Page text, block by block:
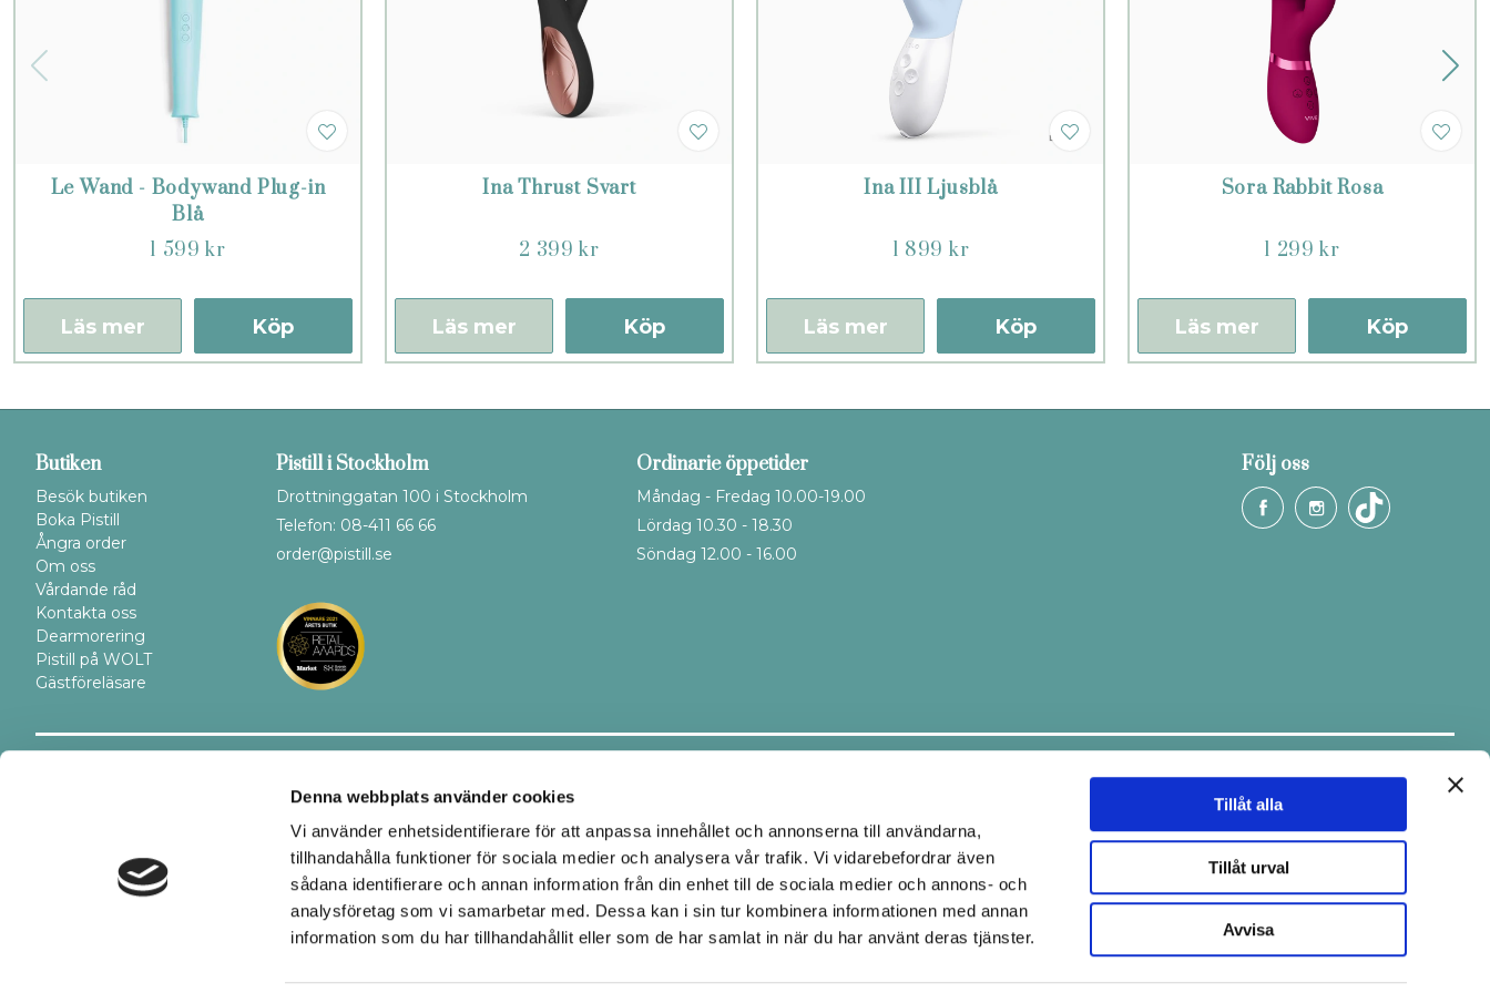
Denna webbplats använder cookies
Vi använder enhetsidentifierare för att anpassa innehållet och annonserna till användarna,
tillhandahålla funktioner för sociala medier och analysera vår trafik. Vi vidarebefordrar även
sådana identifierare och annan information från din enhet till de sociala medier och annons- och
analysföretag som vi samarbetar med. Dessa kan i sin tur kombinera informationen med annan
information som du har tillhandahållit eller som de har samlat in när du har använt deras tjänster.
Tillåt alla
Tillåt urval
Avvisa
Le Wand - Bodywand Plug-in
Blå
1 599 kr
Köp
Läs mer
Ina Thrust Svart
2 399 kr
Köp
Läs mer
Ina III Ljusblå
1 899 kr
Köp
Läs mer
Sora Rabbit Rosa
1 299 kr
Köp
Läs mer
Butiken
Besök butiken
Boka Pistill
Ångra order
Om oss
Vårdande råd
Kontakta oss
Dearmorering
Pistill på WOLT
Gästföreläsare
Pistill i Stockholm
Drottninggatan 100 i Stockholm
Telefon: 08-411 66 66
order@pistill.se
Ordinarie öppetider
Måndag - Fredag 10.00-19.00
Lördag 10.30 - 18.30
Söndag 12.00 - 16.00
Följ oss
Ombud
Hemleverans
Upphämtning i butik
Håll dig uppdaterad.Ta del av tips & fina erbjudanden via